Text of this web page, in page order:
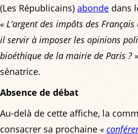
(Les Républicains) abonde dans
« L’argent des impôts des
il servir à imposer les opinions
bioéthique de la mairie de Paris ? »
sénatrice.
Absence de débat
Au-delà de cette affiche, la
consacrer sa prochaine «